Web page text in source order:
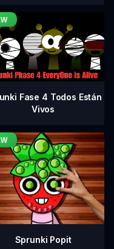
Fase 4 Todos Están
Vivos
Sprunki Popit